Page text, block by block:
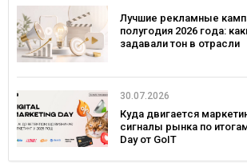
Лучшие рекламные
полугодия 2026 года:
задавали тон в отрасли
30.07.2026
Куда двигается
сигналы рынка по
Day от GoIT